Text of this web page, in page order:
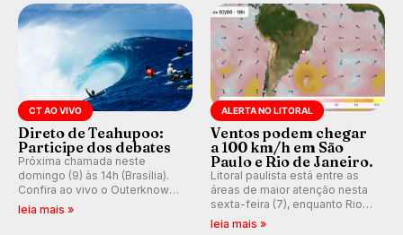
CT AO VIVO
Direto de Teahupoo:
Participe dos debates
Próxima chamada neste
domingo (9) às 14h (Brasília).
Confira ao vivo o Outerknown
Tahiti Pro 2026 e participe dos
leia mais »
ALERTA NO LITORAL
Ventos podem chegar
a 100 km/h em São
Paulo e Rio de Janeiro.
Litoral paulista está entre as
áreas de maior atenção nesta
sexta-feira (7), enquanto Rio
de Janeiro também recebe
leia mais »